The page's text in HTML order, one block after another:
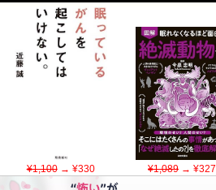
¥1,100→ ¥330 ¥1,089→ ¥327